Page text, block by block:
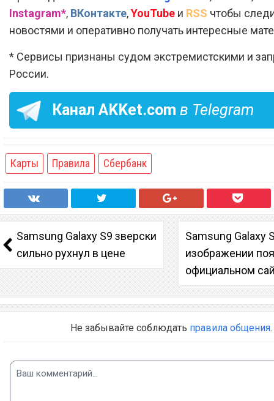
Instagram*, ВКонтакте,YouTube и RSS чтобы
новостями и оперативно получать интересные
* Сервисы признаны судом экстремистскими и
России.
Канал AKKet.com в Telegram
Карты Правила Сбербанк
Samsung Galaxy S9 зверски
сильно рухнул в цене
Samsung Galaxy
изображении
официальном
Не забывайте соблюдать правила общения.